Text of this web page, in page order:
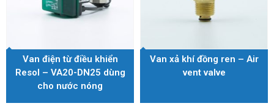
Van điện từ điều khiển
Resol – VA20-DN25 dùng
cho nước nóng
Van xả khí đồng ren – Air
vent valve